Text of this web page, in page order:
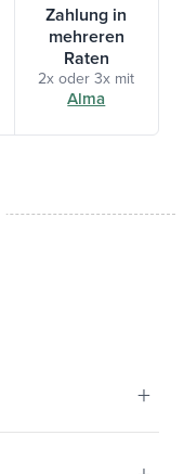
Zahlung in
mehreren
Raten
2x oder 3x mit
Alma
+